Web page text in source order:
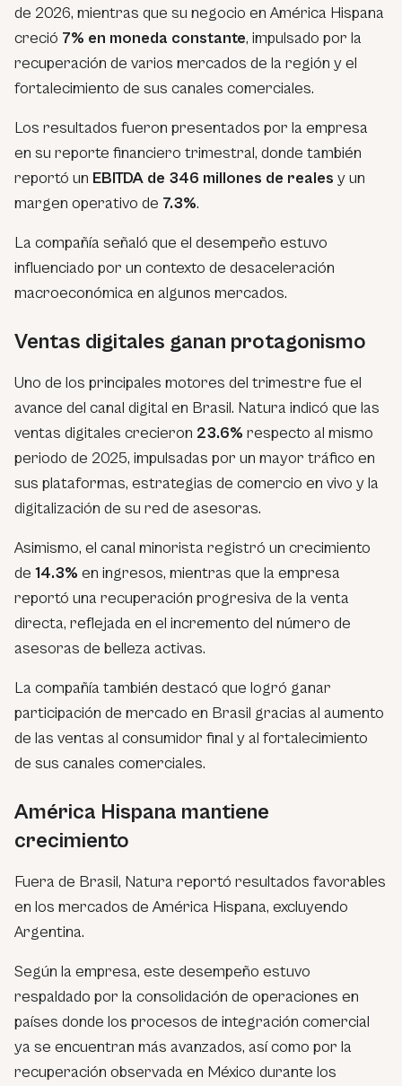
de 2026, mientras que su negocio en América Hispana
creció 7% en moneda constante, impulsado por la
recuperación de varios mercados de la región y el
fortalecimiento de sus canales comerciales.
Los resultados fueron presentados por la empresa
en su reporte financiero trimestral, donde también
reportó un EBITDA de 346 millones de reales y un
margen operativo de 7.3%.
La compañía señaló que el desempeño estuvo
influenciado por un contexto de desaceleración
macroeconómica en algunos mercados.
Ventas digitales ganan protagonismo
Uno de los principales motores del trimestre fue el
avance del canal digital en Brasil. Natura indicó que las
ventas digitales crecieron 23.6% respecto al mismo
periodo de 2025, impulsadas por un mayor tráfico en
sus plataformas, estrategias de comercio en vivo y la
digitalización de su red de asesoras.
Asimismo, el canal minorista registró un crecimiento
de 14.3% en ingresos, mientras que la empresa
reportó una recuperación progresiva de la venta
directa, reflejada en el incremento del número de
asesoras de belleza activas.
La compañía también destacó que logró ganar
participación de mercado en Brasil gracias al aumento
de las ventas al consumidor final y al fortalecimiento
de sus canales comerciales.
América Hispana mantiene
crecimiento
Fuera de Brasil, Natura reportó resultados favorables
en los mercados de América Hispana, excluyendo
Argentina.
Según la empresa, este desempeño estuvo
respaldado por la consolidación de operaciones en
países donde los procesos de integración comercial
ya se encuentran más avanzados, así como por la
recuperación observada en México durante los